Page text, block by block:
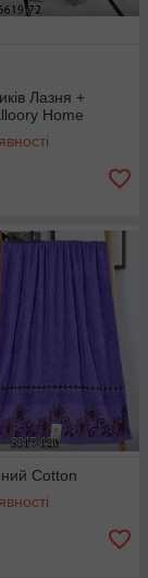
Лазня +
Home
Cotton